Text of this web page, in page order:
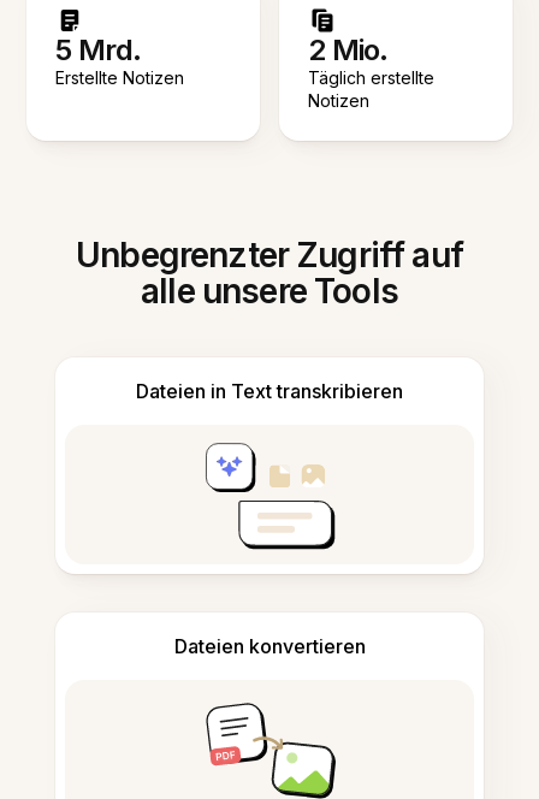
5 Mrd.
Erstellte Notizen
2 Mio.
Täglich erstellte
Notizen
Unbegrenzter Zugriff auf
alle unsere Tools
Dateien in Text transkribieren
Dateien konvertieren